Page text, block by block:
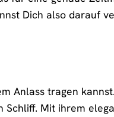
Dich also darauf
Anlass tragen
Mit ihrem